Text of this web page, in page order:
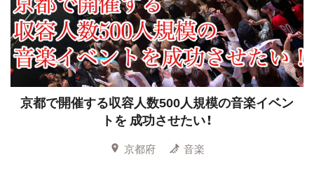
京都で開催する収容人数500人規模の音楽イベン
トを 成功させたい！
京都府
音楽